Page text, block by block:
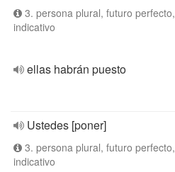
3. persona plural, futuro perfecto,
indicativo
ellas habrán puesto
Ustedes [poner]
3. persona plural, futuro perfecto,
indicativo